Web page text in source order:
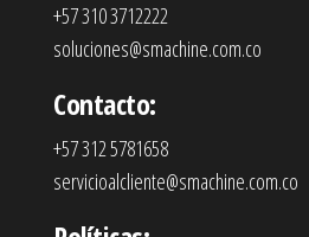
+57 310 3712222
soluciones@smachine.com.co
Contacto:
+57 312 5781658
servicioalcliente@smachine.com.co